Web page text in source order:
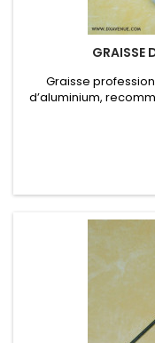
GRAISSE
Graisse
d’aluminium,
d'antennes en
la